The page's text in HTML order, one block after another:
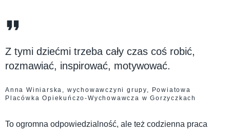
Z tymi dziećmi trzeba cały czas coś robić,
rozmawiać, inspirować, motywować.
Anna Winiarska, wychowawczyni grupy, Powiatowa
Placówka Opiekuńczo-Wychowawcza w Gorzyczkach
To ogromna odpowiedzialność, ale też codzienna praca